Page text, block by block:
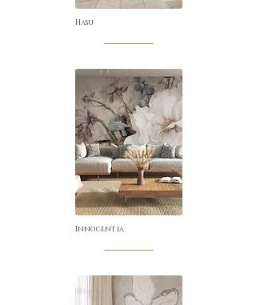
Hasu
Innocentia